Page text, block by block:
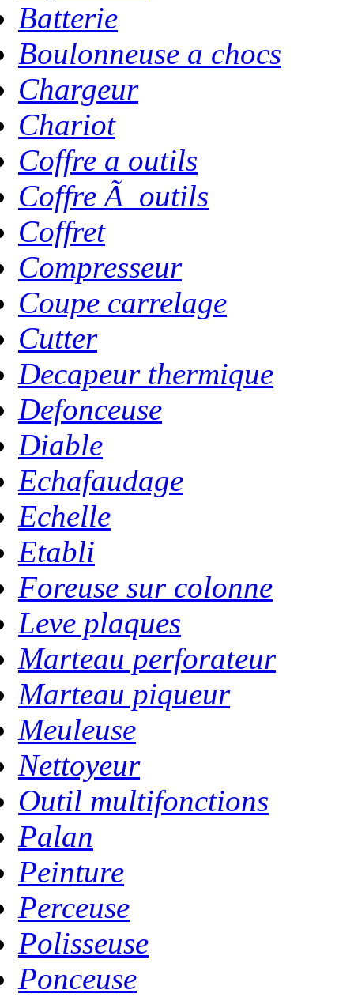
Batterie
Boulonneuse a chocs
Chargeur
Chariot
Coffre a outils
Coffre Ã outils
Coffret
Compresseur
Coupe carrelage
Cutter
Decapeur thermique
Defonceuse
Diable
Echafaudage
Echelle
Etabli
Foreuse sur colonne
Leve plaques
Marteau perforateur
Marteau piqueur
Meuleuse
Nettoyeur
Outil multifonctions
Palan
Peinture
Perceuse
Polisseuse
Ponceuse